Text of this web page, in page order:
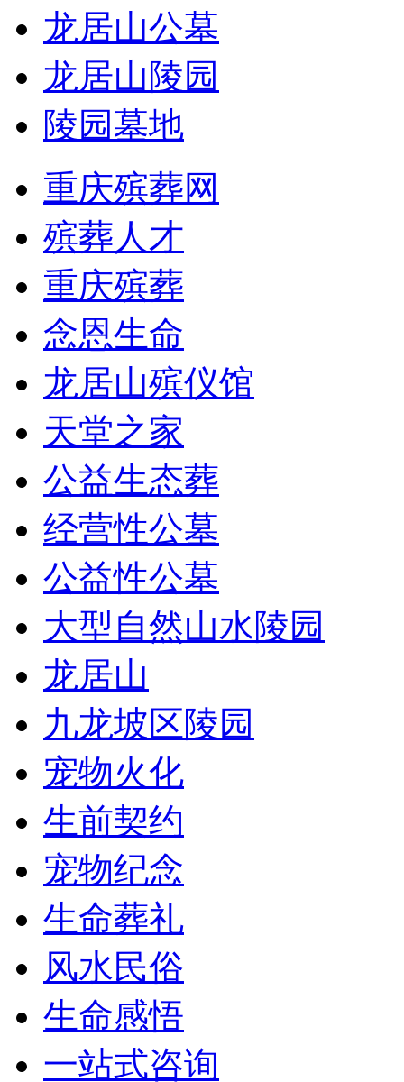
龙居山公墓
龙居山陵园
陵园墓地
重庆殡葬网
殡葬人才
重庆殡葬
念恩生命
龙居山殡仪馆
天堂之家
公益生态葬
经营性公墓
公益性公墓
大型自然山水陵园
龙居山
九龙坡区陵园
宠物火化
生前契约
宠物纪念
生命葬礼
风水民俗
生命感悟
一站式咨询